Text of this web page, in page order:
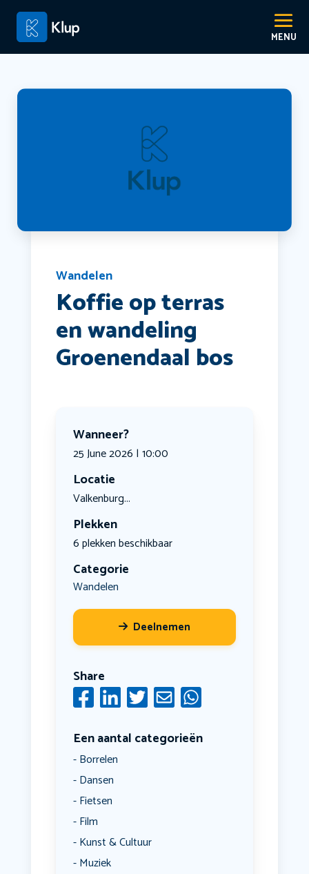
Wandelen
Koffie op terras
en wandeling
Groenendaal bos
Wanneer?
25 June 2026 | 10:00
Locatie
Valkenburg...
Plekken
6 plekken beschikbaar
Categorie
Wandelen
Deelnemen
Share
Een aantal categorieën
Borrelen
Dansen
Fietsen
Film
Kunst & Cultuur
Muziek